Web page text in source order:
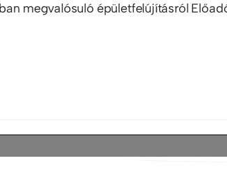
megvalósuló épületfelújításról